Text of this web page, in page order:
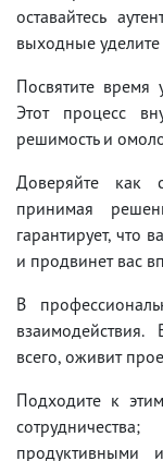
оставайтесь
выходные
Посвятите время
Этот процесс
решимость и
Доверяйте как
принимая
гарантирует, что
и продвинет вас
В
всего, оживит
Подходите к
продуктивными